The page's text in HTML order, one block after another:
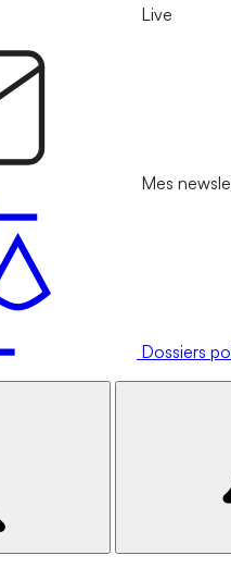
Live
Mes
Dossiers